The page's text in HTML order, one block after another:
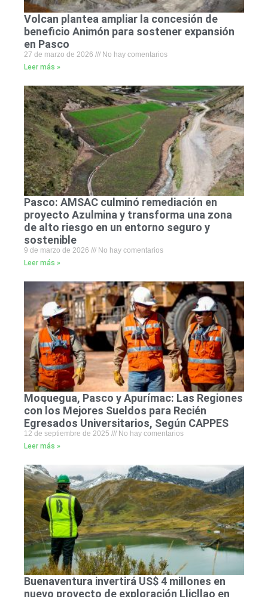
Volcan plantea ampliar la concesión de
beneficio Animón para sostener expansión
en Pasco
27 de marzo de 2026
No hay comentarios
Leer más »
Pasco: AMSAC culminó remediación en
proyecto Azulmina y transforma una zona
de alto riesgo en un entorno seguro y
sostenible
9 de marzo de 2026
No hay comentarios
Leer más »
Moquegua, Pasco y Apurímac: Las Regiones
con los Mejores Sueldos para Recién
Egresados Universitarios, Según CAPPES
12 de septiembre de 2025
No hay comentarios
Leer más »
Buenaventura invertirá US$ 4 millones en
nuevo proyecto de exploración Llicllao en